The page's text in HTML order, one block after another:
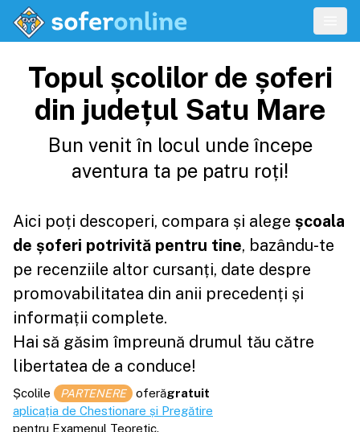
Topul școlilor de șoferi
din județul Satu Mare
Bun venit în locul unde începe
aventura ta pe patru roți!
Aici poți descoperi, compara și alege școala
de șoferi potrivită pentru tine, bazându-te
pe recenziile altor cursanți, date despre
promovabilitatea din anii precedenți și
informații complete.
Hai să găsim împreună drumul tău către
libertatea de a conduce!
Școlile PARTENERE oferăgratuit
aplicația de Chestionare și Pregătire
pentru Examenul Teoretic.